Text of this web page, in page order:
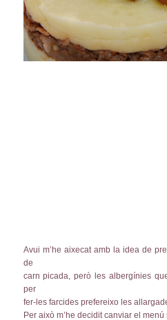
Avui m’he aixecat amb la idea de
de
carn picada, però les albergínies
per
fer-les farcides prefereixo les
Per això m’he decidit canviar el